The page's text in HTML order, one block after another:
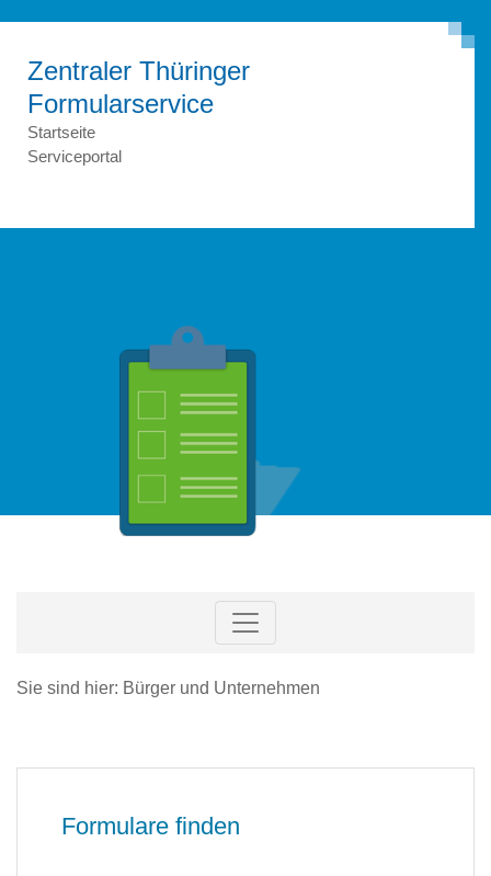
Zentraler Thüringer
Formular­service
Startseite
Serviceportal
Sie sind hier: Bürger und Unternehmen
Formulare finden